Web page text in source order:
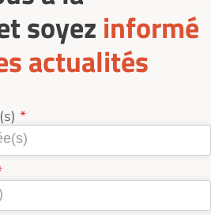
soyez informé
actualités